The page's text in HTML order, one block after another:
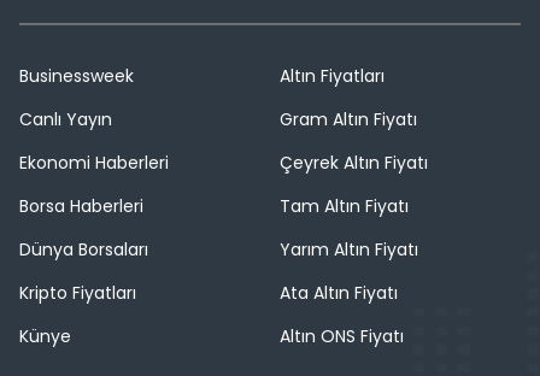
Businessweek
Canlı Yayın
Ekonomi Haberleri
Borsa Haberleri
Dünya Borsaları
Kripto Fiyatları
Künye
Altın Fiyatları
Gram Altın Fiyatı
Çeyrek Altın Fiyatı
Tam Altın Fiyatı
Yarım Altın Fiyatı
Ata Altın Fiyatı
Altın ONS Fiyatı